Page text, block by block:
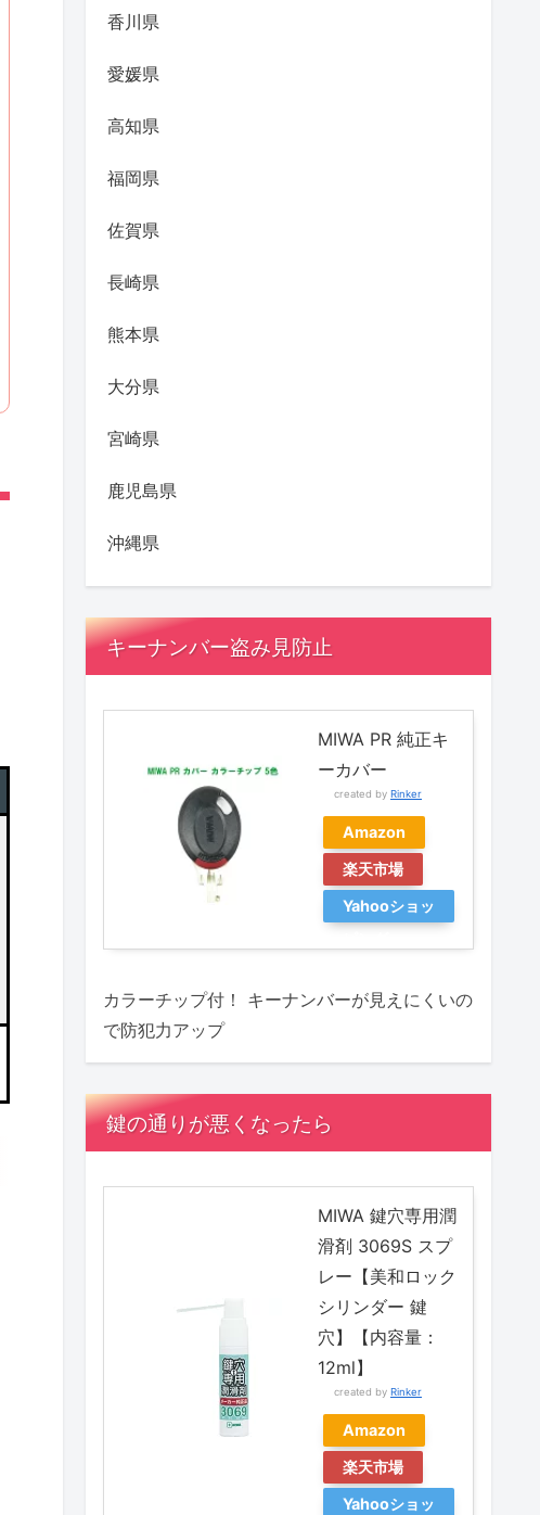
香川県
愛媛県
高知県
福岡県
佐賀県
長崎県
熊本県
大分県
宮崎県
鹿児島県
沖縄県
キーナンバー盗み見防止
MIWA PR 純正キ
ーカバー
created by Rinker
Amazon
楽天市場
Yahooショッ
カラーチップ付！ キーナンバーが見えにくいの
で防犯力アップ
鍵の通りが悪くなったら
MIWA 鍵穴専用潤
滑剤 3069S スプ
レー【美和ロック
シリンダー 鍵
穴】【内容量：
12ml】
created by Rinker
Amazon
楽天市場
Yahooショッ